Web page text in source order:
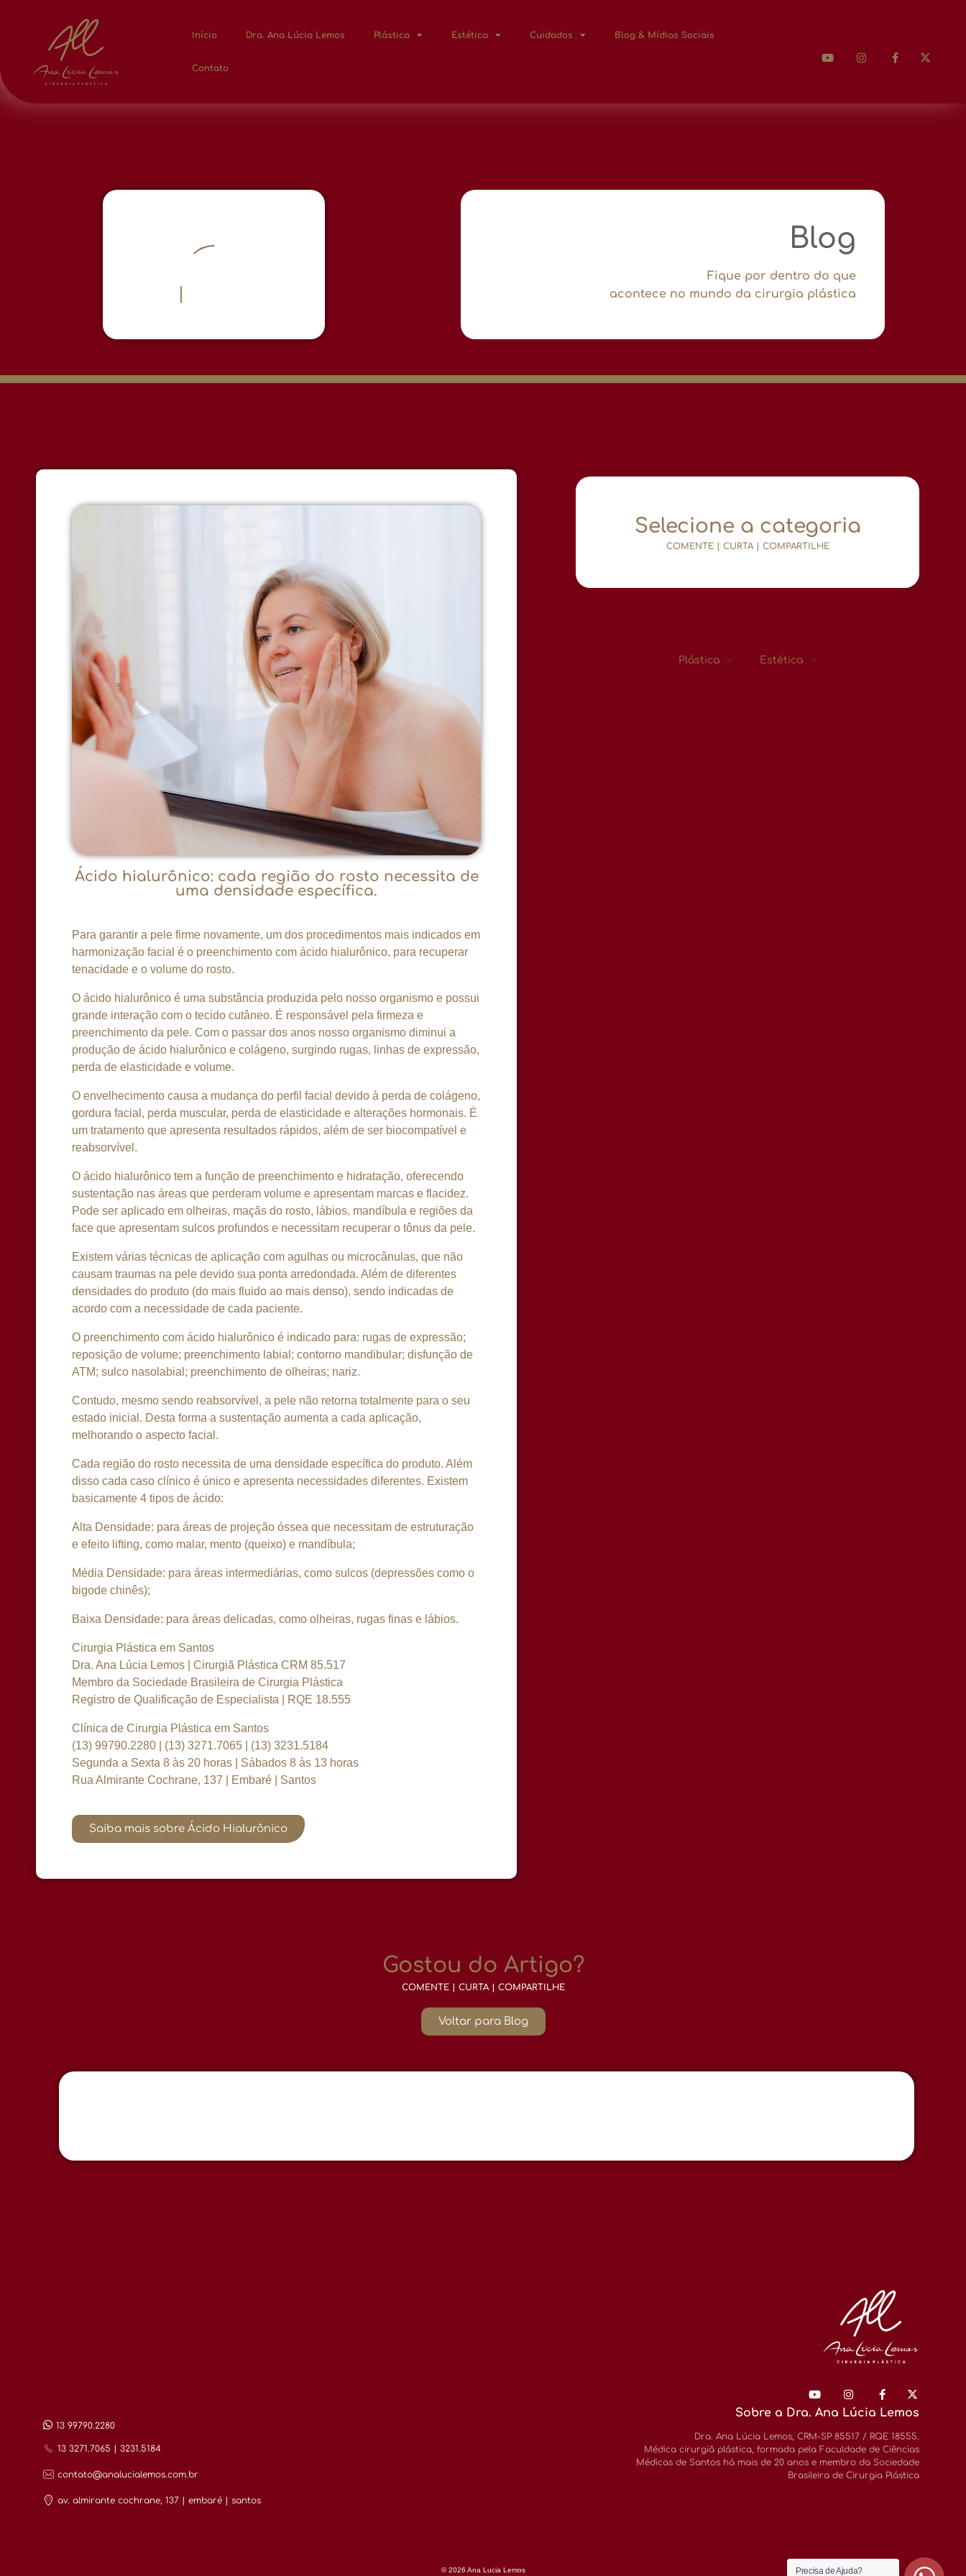
Início Dra. Ana Lúcia Lemos Plástica Estética Cuidados Blog & Mídias Sociais
Contato
Blog
Fique por dentro do que
acontece no mundo da cirurgia plástica
Ácido hialurônico: cada região do rosto necessita de
uma densidade específica.
Para garantir a pele firme novamente, um dos procedimentos mais indicados em
harmonização facial é o preenchimento com ácido hialurônico, para recuperar
tenacidade e o volume do rosto.
O ácido hialurônico é uma substância produzida pelo nosso organismo e possui
grande interação com o tecido cutâneo. É responsável pela firmeza e
preenchimento da pele. Com o passar dos anos nosso organismo diminui a
produção de ácido hialurônico e colágeno, surgindo rugas, linhas de expressão,
perda de elasticidade e volume.
O envelhecimento causa a mudança do perfil facial devido à perda de colágeno,
gordura facial, perda muscular, perda de elasticidade e alterações hormonais. É
um tratamento que apresenta resultados rápidos, além de ser biocompatível e
reabsorvível.
O ácido hialurônico tem a função de preenchimento e hidratação, oferecendo
sustentação nas áreas que perderam volume e apresentam marcas e flacidez.
Pode ser aplicado em olheiras, maçãs do rosto, lábios, mandíbula e regiões da
face que apresentam sulcos profundos e necessitam recuperar o tônus da pele.
Existem várias técnicas de aplicação com agulhas ou microcânulas, que não
causam traumas na pele devido sua ponta arredondada. Além de diferentes
densidades do produto (do mais fluido ao mais denso), sendo indicadas de
acordo com a necessidade de cada paciente.
O preenchimento com ácido hialurônico é indicado para: rugas de expressão;
reposição de volume; preenchimento labial; contorno mandibular; disfunção de
ATM; sulco nasolabial; preenchimento de olheiras; nariz.
Contudo, mesmo sendo reabsorvível, a pele não retorna totalmente para o seu
estado inicial. Desta forma a sustentação aumenta a cada aplicação,
melhorando o aspecto facial.
Cada região do rosto necessita de uma densidade específica do produto. Além
disso cada caso clínico é único e apresenta necessidades diferentes. Existem
basicamente 4 tipos de ácido:
Alta Densidade: para áreas de projeção óssea que necessitam de estruturação
e efeito lifting, como malar, mento (queixo) e mandíbula;
Média Densidade: para áreas intermediárias, como sulcos (depressões como o
bigode chinês);
Baixa Densidade: para áreas delicadas, como olheiras, rugas finas e lábios.
Cirurgia Plástica em Santos
Dra. Ana Lúcia Lemos | Cirurgiã Plástica CRM 85.517
Membro da Sociedade Brasileira de Cirurgia Plástica
Registro de Qualificação de Especialista | RQE 18.555
Clínica de Cirurgia Plástica em Santos
(13) 99790.2280 | (13) 3271.7065 | (13) 3231.5184
Segunda a Sexta 8 às 20 horas | Sábados 8 às 13 horas
Rua Almirante Cochrane, 137 | Embaré | Santos
Saiba mais sobre Ácido Hialurônico
Selecione a categoria
COMENTE | CURTA | COMPARTILHE
Plástica Estética
Gostou do Artigo?
COMENTE | CURTA | COMPARTILHE
Voltar para Blog
13 99790.2280
13 3271.7065 | 3231.5184
contato@analucialemos.com.br
av. almirante cochrane, 137 | embaré | santos
Sobre a Dra. Ana Lúcia Lemos
Dra. Ana Lúcia Lemos, CRM-SP 85517 / RQE 18555.
Médica cirurgiã plástica, formada pela Faculdade de Ciências
Médicas de Santos há mais de 20 anos e membro da Sociedade
Brasileira de Cirurgia Plástica
© 2026 Ana Lucia Lemos Precisa de Ajuda?